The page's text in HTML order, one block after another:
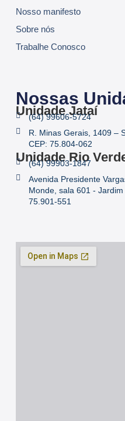
Nosso manifesto
Sobre nós
Trabalhe Conosco
Nossas
Unidade Jataí
(64) 99606-5724
R. Minas Gerais, 1409 –
CEP: 75.804-062
Unidade Rio
(64) 99903-1847
Avenida Presidente
Monde, sala 601 -
75.901-551